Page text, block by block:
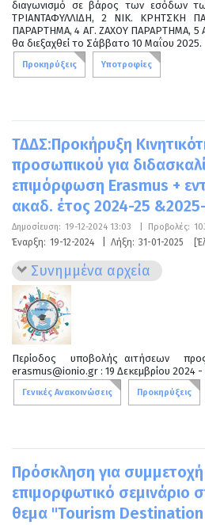
διαγωνισμό σε βάρος των εσόδων
ΤΡΙΑΝΤΑΦΥΛΛΙΔΗ, 2 ΝΙΚ. ΚΡΗΤΣΚΗ
ΠΑΡΑΡΤΗΜΑ, 4 ΑΓ. ΖΑΧΟΥ ΠΑΡΑΡΤΗΜΑ, 5
θα διεξαχθεί το Σάββατο 10 Μαΐου 2025.
Προκηρύξεις Υποτροφίες
ΤΔΔΣ:Προκήρυξη
προσωπικού για
επιμόρφωση Erasmus +
ακαδ. έτος 2024-25
Δημοσίευση: 19-12-2024 13:03 Προβολές:
Έναρξη: 19-12-2024 Λήξη: 31-01-2025
Συνημμένα αρχεία
Περίοδος υποβολής αιτήσεων
erasmus@ionio.gr : 19 Δεκεμβρίου 2024 -
Γενικές Ανακοινώσεις Προκηρύξεις
Πρόσκληση για
επιμορφωτικό σεμινάριο
θεμα "Tourism